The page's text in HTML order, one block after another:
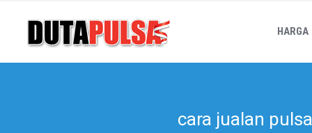
HARGA
cara jualan